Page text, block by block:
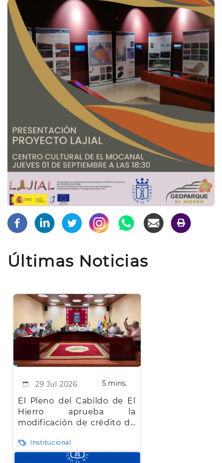
Últimas Noticias
29 Jul 2026 5 mins.
El Pleno del Cabildo de El
Hierro aprueba la
modificación de crédito de
euros bloqueada desde
abril
Institucional